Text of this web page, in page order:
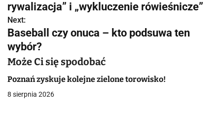
i
g
a
c
j
rywalizacja” i „wykluczenie rówieśnicze”
Next:
Baseball czy onuca – kto podsuwa ten
wybór?
Może Ci się spodobać
Poznań zyskuje kolejne zielone torowisko!
8 sierpnia 2026